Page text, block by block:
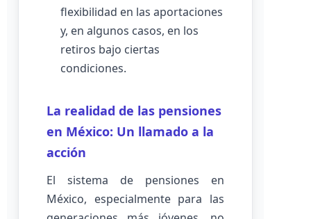
flexibilidad en las aportaciones
y, en algunos casos, en los
retiros bajo ciertas
condiciones.
La realidad de las pensiones
en México: Un llamado a la
acción
El sistema de pensiones en
México, especialmente para las